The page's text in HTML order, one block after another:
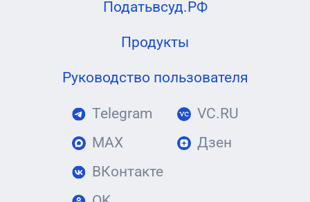
Податьвсуд.РФ
Продукты
Руководство пользователя
Telegram
MAX
ВКонтакте
VC.RU
Дзен